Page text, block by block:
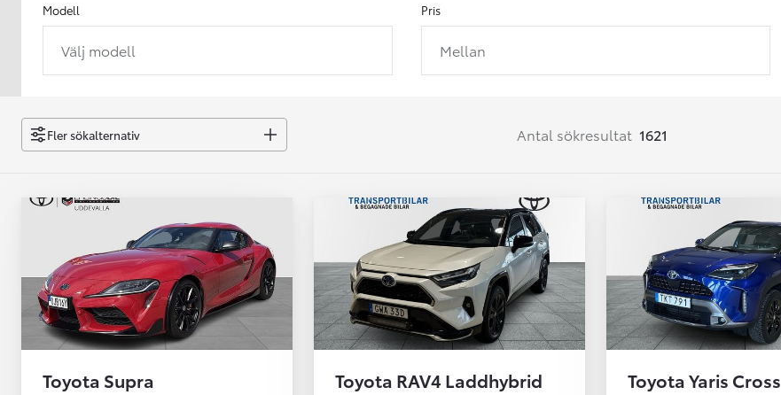
Från 238 900 kr
Easy Billån
GR Yaris
BENSIN
Corolla
HYBRID
Modell
Välj modell
Pris
Mellan
Fler sökalternativ Antal sökresultat 1621
Toyota Supra Toyota RAV4 Laddhybrid Toyota Yaris Cross